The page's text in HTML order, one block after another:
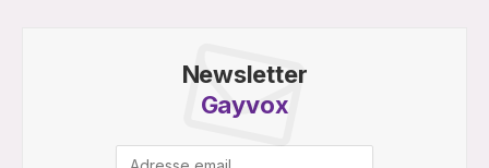
Newsletter
Gayvox